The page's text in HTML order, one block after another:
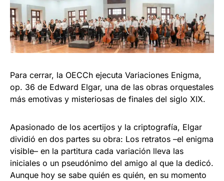
Para cerrar, la OECCh ejecuta Variaciones Enigma,
op. 36 de Edward Elgar, una de las obras orquestales
más emotivas y misteriosas de finales del siglo XIX.
Apasionado de los acertijos y la criptografía, Elgar
dividió en dos partes su obra: Los retratos –el enigma
visible– en la partitura cada variación lleva las
iniciales o un pseudónimo del amigo al que la dedicó.
Aunque hoy se sabe quién es quién, en su momento